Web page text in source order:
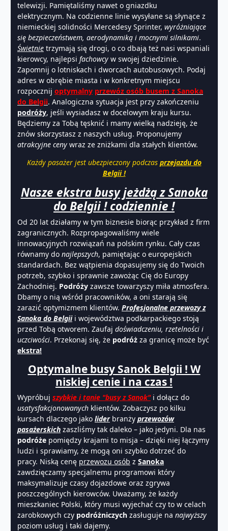
telewizji. Pamiętaliśmy nawet o gniazdku
elektrycznym. Na codzienne linie wysyłane są słynące z
niemieckiej solidności Mercedesy Sprinter, wyróżniające
się bezpieczeństwem, aerodynamiką i mocnymi silnikami.
Świetnie trzymają się drogi, o co dbają też nasi wspaniali
kierowcy, najlepsi fachowcy w swojej dziedzinie.
Zapomnij o lotniskach i dworcach autobusowych. Podaj
adres w obrębie miasta i w konkretnym miejscu
rozpocznij optymalny przewóz osób busem z Sanoka
do Belgii. Analogiczna sytuacja jest przy zakończeniu
podróży, jeśli wysiadasz w docelowym kraju kursu.
Będziemy za Tobą tęsknić i mamy wielką nadzieję, że
znów skorzystasz z naszych usług. Proponujemy
atrakcyjne ceny wraz ze zniżkami dla stałych klientów.
Każdy pasażer jest ubezpieczony podczas przejazdu do
Belgii !
Nasze ekstra busy jeżdżą z Sanoka
do Belgii ! codziennie !
Od 20 lat działamy w tym biznesie biorąc przykład z firm
zagranicznych. Rozpropagowaliśmy wiele
innowacyjnych rozwiązań na polskim rynku. Cały czas
równamy do najlepszych, pamiętając o europejskich
standardach. Bez wątpienia dopasujemy się do Twoich
potrzeb, szybko i sprawnie zawożąc Cię do Europy
Zachodniej. Podróży zawsze towarzyszy miła atmosfera.
Dbamy o nią wśród pracowników, a oni starają się
zarazić optymizmem klientów. Profesjonalne przewozy z
Sanoka do Belgiii województwa podkarpackiego stoją
przed Tobą otworem. Zaufaj doświadczeniu, rzetelności i
uczciwości. Przekonaj się, że podróż za granicę może być
ekstra!
Optymalne busy Sanok Belgii ! W
niskiej cenie i na czas !
Wypróbuj szybkie i tanie "busy z Sanok"i dołącz do
usatysfakcjonowanych klientów. Zobaczysz po kilku
kursach dlaczego jako liderbranży przewozów
pasażerskich zaszliśmy tak daleko – jako jedyni. Dla nas
podróże pomiędzy krajami to misja – dzięki niej łączymy
ludzi i sprawiamy, że mogą oni szybko dotrzeć do
pracy. Niską cenę przewozu osób z Sanoka
zawdzięczamy specjalnemu programowi który
maksymalizuje czasy dojazdowe oraz zgrywa
poszczególnych kierowców. Uważamy, że każdy
mieszkaniec Polski, który musi wyjechać czy to w celach
zarobkowych czy podróżniczych zasługuje na najwyższy
poziom usług i taki dajemy.